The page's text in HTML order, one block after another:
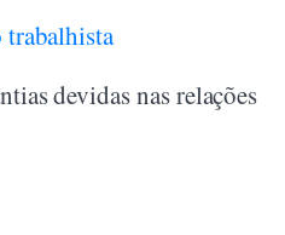
trabalhista
devidas nas relações